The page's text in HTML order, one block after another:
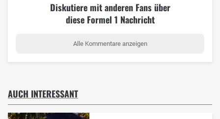
Diskutiere mit anderen Fans über
diese Formel 1 Nachricht
Alle Kommentare anzeigen
AUCH INTERESSANT